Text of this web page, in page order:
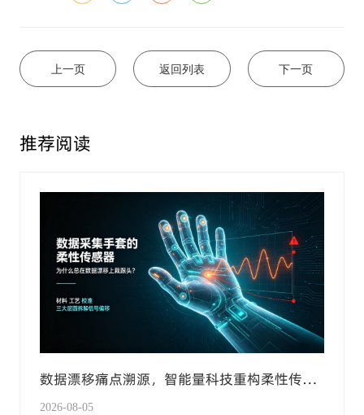
上一页 返回列表 下一页
推荐阅读
数据漂移痛点溯源，智能量科技重构柔性传感
手套产业化技术标准
2026-08-05